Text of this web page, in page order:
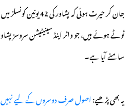
ٹوٹے ہوئے ہیں، جو واٹر اینڈ سینیٹیشن سروسز
سامنے آیا ہے۔
یہ بھی پڑھیے:اصول صرف دوسروں کے لیے